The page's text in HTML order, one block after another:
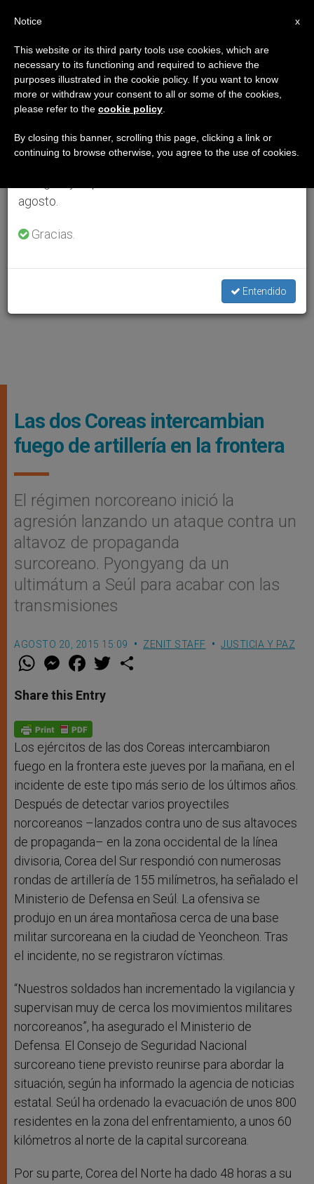
Las dos Coreas intercambian
fuego de artillería en la frontera
El régimen norcoreano inició la
agresión lanzando un ataque contra un
altavoz de propaganda
surcoreano. Pyongyang da un
ultimátum a Seúl para acabar con las
transmisiones
AGOSTO 20, 2015 15:09 ZENIT STAFF JUSTICIA Y PAZ
W
t
s
p
p
M
e
s
e
g
e
r
F
a
e
b
o
k
w
Share this Entry
Los ejércitos de las dos Coreas intercambiaron
fuego en la frontera este jueves por la mañana, en el
incidente de este tipo más serio de los últimos años.
Después de detectar varios proyectiles
norcoreanos –lanzados contra uno de sus altavoces
de propaganda– en la zona occidental de la línea
divisoria, Corea del Sur respondió con numerosas
rondas de artillería de 155 milímetros, ha señalado el
Ministerio de Defensa en Seúl. La ofensiva se
produjo en un área montañosa cerca de una base
militar surcoreana en la ciudad de Yeoncheon. Tras
el incidente, no se registraron víctimas.
“Nuestros soldados han incrementado la vigilancia y
supervisan muy de cerca los movimientos militares
norcoreanos”, ha asegurado el Ministerio de
Defensa. El Consejo de Seguridad Nacional
surcoreano tiene previsto reunirse para abordar la
situación, según ha informado la agencia de noticias
estatal. Seúl ha ordenado la evacuación de unos 800
residentes en la zona del enfrentamiento, a unos 60
kilómetros al norte de la capital surcoreana.
Por su parte, Corea del Norte ha dado 48 horas a su
×
Aviso importante
Del 27 de julio al 7 de agosto haremos la pausa
anual, aprovechando que en el periodo de verano
se generan menos informaciones y también el
agosto.
Gracias.
Entendido
x
Notice
This website or its third party tools use cookies, which are
necessary to its functioning and required to achieve the
purposes illustrated in the cookie policy. If you want to know
more or withdraw your consent to all or some of the cookies,
please refer to the cookie policy
By closing this banner, scrolling this page, clicking a link or
continuing to browse otherwise, you agree to the use of cookies.